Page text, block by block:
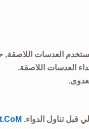
العدسات
قبل تناول الدواء.